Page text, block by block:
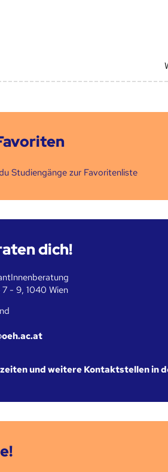
Studiengänge zur Favoritenliste
dich!
- 9, 1040 Wien
und weitere Kontaktstellen in